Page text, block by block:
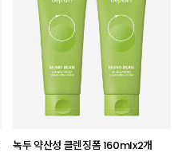
녹두 약산성 클렌징폼 160mlx2개